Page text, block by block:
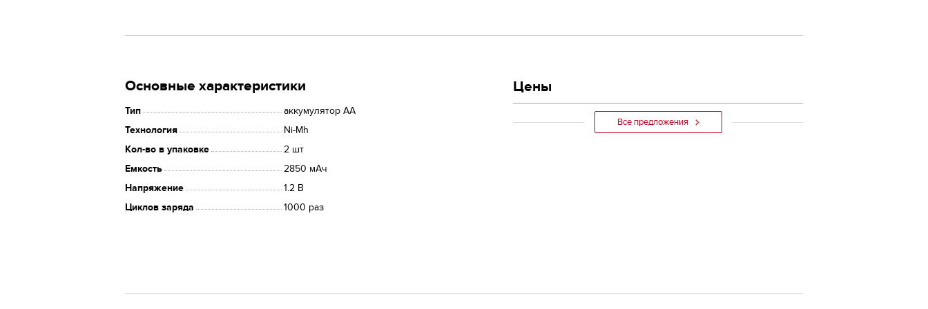
Основные характеристики
Тип
аккумулятор АА
Технология
Ni-Mh
Кол-во в упаковке
2 шт
Емкость
2850 мАч
Напряжение
1.2 В
Циклов заряда
1000 раз
Цены
Все предложения